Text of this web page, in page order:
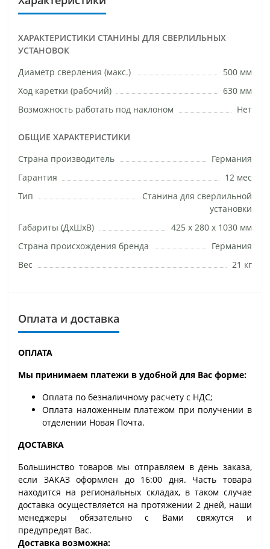
ХАРАКТЕРИСТИКИ СТАНИНЫ ДЛЯ СВЕРЛИЛЬНЫХ
УСТАНОВОК
Диаметр сверления (макс.)
500 мм
Ход каретки (рабочий)
630 мм
Возможность работать под наклоном
Нет
ОБЩИЕ ХАРАКТЕРИСТИКИ
Страна производитель
Германия
Гарантия
12 мес
Тип
Станина для сверлильной
установки
Габариты (ДхШхВ)
425 х 280 х 1030 мм
Страна происхождения бренда
Германия
Вес
21 кг
Оплата и доставка
ОПЛАТА
Мы принимаем платежи в удобной для Вас форме:
Оплата по безналичному расчету с НДС;
Оплата наложенным платежом при получении в
отделении Новая Почта.
ДОСТАВКА
Большинство товаров мы отправляем в день заказа,
если ЗАКАЗ оформлен до 16:00 дня. Часть товара
находится на региональных складах, в таком случае
доставка осуществляется на протяжении 2 дней, наши
менеджеры обязательно с Вами свяжутся и
предупредят Вас.
Доставка возможна: